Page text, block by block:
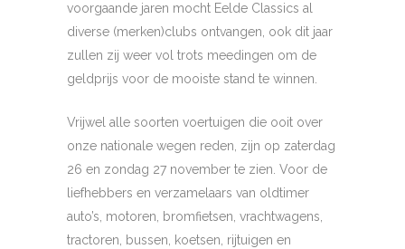
voorgaande jaren mocht Eelde Classics al
diverse (merken)clubs ontvangen, ook dit jaar
zullen zij weer vol trots meedingen om de
geldprijs voor de mooiste stand te winnen.
Vrijwel alle soorten voertuigen die ooit over
onze nationale wegen reden, zijn op zaterdag
26 en zondag 27 november te zien. Voor de
liefhebbers en verzamelaars van oldtimer
auto’s, motoren, bromfietsen, vrachtwagens,
tractoren, bussen, koetsen, rijtuigen en